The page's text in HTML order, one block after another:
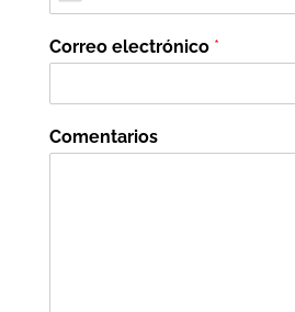
Correo electrónico *
Comentarios